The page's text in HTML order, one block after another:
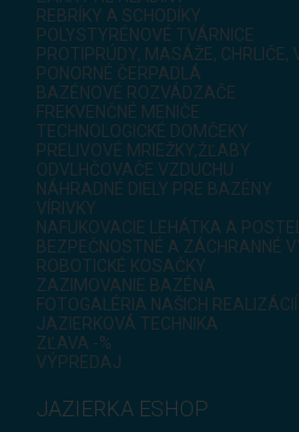
REBRÍKY A SCHODÍKY
POLYSTYRÉNOVÉ TVÁRNICE
PROTIPRÚDY, MASÁŽE, CHRLIČE,
PONORNÉ ČERPADLÁ
BAZÉNOVÉ ROZVÁDZAČE
FREKVENČNÉ MENIČE
TECHNOLOGICKÉ DOMČEKY
PRELIVOVÉ MRIEŽKY,ŽĽABY
ODVLHČOVAČE VZDUCHU
NÁHRADNÉ DIELY PRE BAZÉNY
VÍRIVKY
NAFUKOVACIE LEHÁTKA A
BEZPEČNOSTNÉ A ZÁCHRANNÉ
ROBOTICKÉ KOSAČKY
ZAZIMOVANIE BAZÉNA
FOTOGALÉRIA NAŠICH REALIZÁCIÍ
JAZIERKOVÁ TECHNIKA
ZĽAVA -%
VÝPREDAJ
JAZIERKA ESHOP